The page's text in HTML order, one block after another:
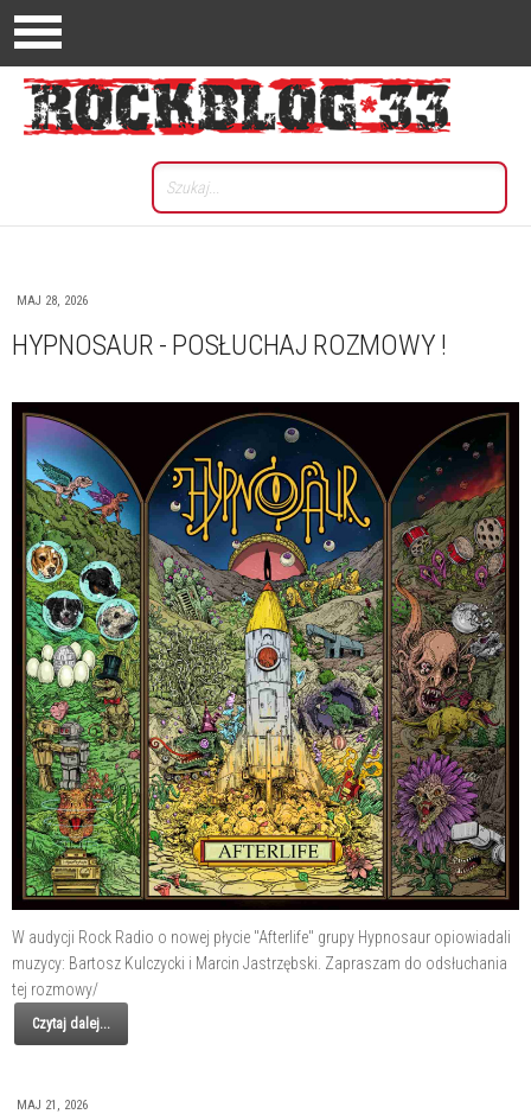
MAJ 28, 2026
HYPNOSAUR - POSŁUCHAJ ROZMOWY !
W audycji Rock Radio o nowej płycie "Afterlife" grupy Hypnosaur opiowiadali
muzycy: Bartosz Kulczycki i Marcin Jastrzębski. Zapraszam do odsłuchania
tej rozmowy/
Czytaj dalej...
MAJ 21, 2026